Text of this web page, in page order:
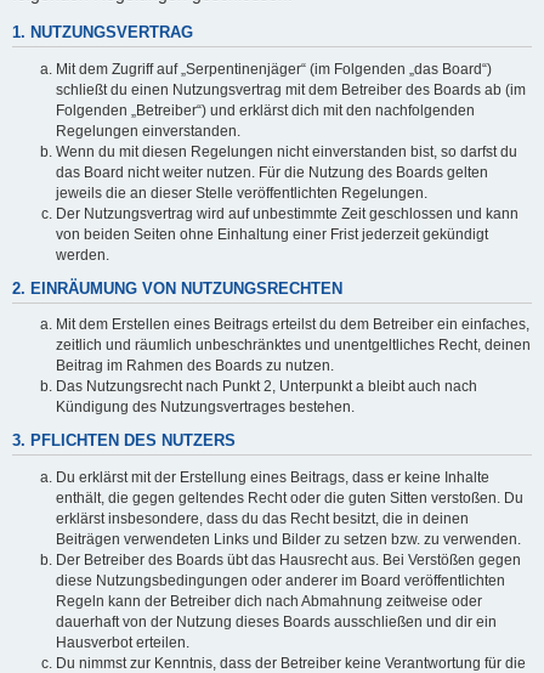
1. NUTZUNGSVERTRAG
Mit dem Zugriff auf „Serpentinenjäger“ (im Folgenden „das Board“)
schließt du einen Nutzungsvertrag mit dem Betreiber des Boards ab (im
Folgenden „Betreiber“) und erklärst dich mit den nachfolgenden
Regelungen einverstanden.
Wenn du mit diesen Regelungen nicht einverstanden bist, so darfst du
das Board nicht weiter nutzen. Für die Nutzung des Boards gelten
jeweils die an dieser Stelle veröffentlichten Regelungen.
Der Nutzungsvertrag wird auf unbestimmte Zeit geschlossen und kann
von beiden Seiten ohne Einhaltung einer Frist jederzeit gekündigt
werden.
2. EINRÄUMUNG VON NUTZUNGSRECHTEN
Mit dem Erstellen eines Beitrags erteilst du dem Betreiber ein einfaches,
zeitlich und räumlich unbeschränktes und unentgeltliches Recht, deinen
Beitrag im Rahmen des Boards zu nutzen.
Das Nutzungsrecht nach Punkt 2, Unterpunkt a bleibt auch nach
Kündigung des Nutzungsvertrages bestehen.
3. PFLICHTEN DES NUTZERS
Du erklärst mit der Erstellung eines Beitrags, dass er keine Inhalte
enthält, die gegen geltendes Recht oder die guten Sitten verstoßen. Du
erklärst insbesondere, dass du das Recht besitzt, die in deinen
Beiträgen verwendeten Links und Bilder zu setzen bzw. zu verwenden.
Der Betreiber des Boards übt das Hausrecht aus. Bei Verstößen gegen
diese Nutzungsbedingungen oder anderer im Board veröffentlichten
Regeln kann der Betreiber dich nach Abmahnung zeitweise oder
dauerhaft von der Nutzung dieses Boards ausschließen und dir ein
Hausverbot erteilen.
Du nimmst zur Kenntnis, dass der Betreiber keine Verantwortung für die